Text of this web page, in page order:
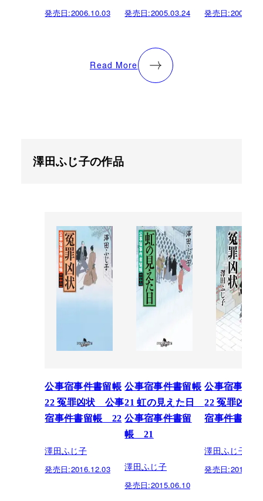
発売日:2006.10.03 発売日:2005.03.24 発売日:
Read More
澤田ふじ子の作品
公事宿事件書留帳
22 冤罪凶状 公事
宿事件書留帳 22
澤田ふじ子
発売日:2016.12.03
公事宿事件書留帳
21 虹の見えた日
公事宿事件書留
帳 21
澤田ふじ子
発売日:2015.06.10
公事宿事件
22 冤罪凶状
宿事件書留帳
澤田ふじ子
発売日: